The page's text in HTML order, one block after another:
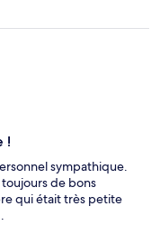
!
sympathique.
de bons
qui était très petite